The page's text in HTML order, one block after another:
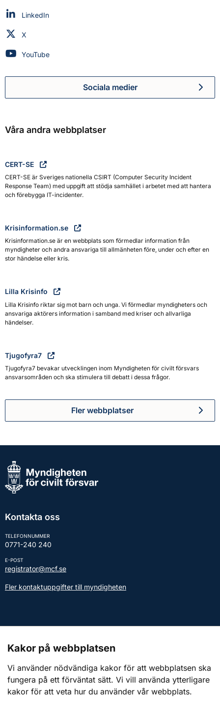
Myndigheten för civilt försvar på
LinkedIn
Myndigheten för civilt försvar på
X
Myndigheten för civilt försvar på
YouTube
Myndigheten för civilt
Sociala medier
Våra andra webbplatser
CERT-SE
CERT-SE är Sveriges nationella CSIRT (Computer Security Incident
Response Team) med uppgift att stödja samhället i arbetet med att hantera
och förebygga IT-incidenter.
Krisinformation.se
Krisinformation.se är en webbplats som förmedlar information från
myndigheter och andra ansvariga till allmänheten före, under och efter en
stor händelse eller kris.
Lilla Krisinfo
Lilla Krisinfo riktar sig mot barn och unga. Vi förmedlar myndigheters och
ansvariga aktörers information i samband med kriser och allvarliga
händelser.
Tjugofyra7
Tjugofyra7 bevakar utvecklingen inom Myndigheten för civilt försvars
ansvarsområden och ska stimulera till debatt i dessa frågor.
Fler webbplatser
Kontakta oss
TELEFONNUMMER
0771-240 240
E-POST
registrator@mcf.se
Fler kontaktuppgifter till myndigheten
Webbplatsen
Om webbplatsen
Kakor på webbplatsen
Vi använder nödvändiga kakor för att webbplatsen ska
fungera på ett förväntat sätt. Vi vill använda ytterligare
kakor för att veta hur du använder vår webbplats.